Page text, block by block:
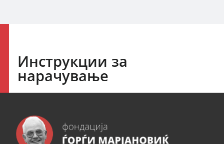
Инструкции за
нарачување